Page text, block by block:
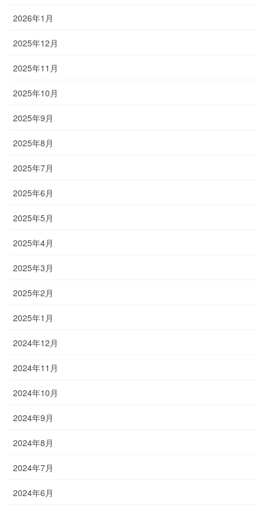
2026年1月
2025年12月
2025年11月
2025年10月
2025年9月
2025年8月
2025年7月
2025年6月
2025年5月
2025年4月
2025年3月
2025年2月
2025年1月
2024年12月
2024年11月
2024年10月
2024年9月
2024年8月
2024年7月
2024年6月